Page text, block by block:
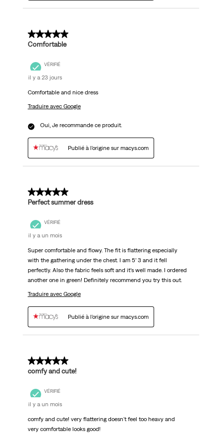
5 sur 5 étoiles.
Comfortable
VÉRIFIÉ
il y a 23 jours
Comfortable and nice dress
Traduire avec Google
Oui, Je recommande ce produit.
Publié à l'origine sur macys.com
5 sur 5 étoiles.
Perfect summer dress
VÉRIFIÉ
il y a un mois
Super comfortable and flowy. The fit is flattering especially
with the gathering under the chest. I am 5’ 3 and it fell
perfectly. Also the fabric feels soft and it’s well made. I ordered
another one in green! Definitely recommend you try this out.
Traduire avec Google
Publié à l'origine sur macys.com
5 sur 5 étoiles.
comfy and cute!
VÉRIFIÉ
il y a un mois
comfy and cute! very flattering doesn't feel too heavy and
very comfortable looks good!